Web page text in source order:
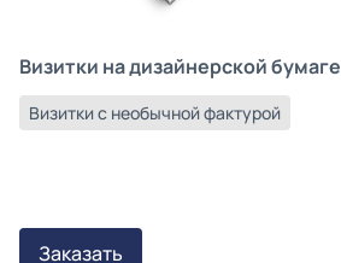
Визитки на дизайнерской бумаге
Визитки с необычной фактурой
Заказать